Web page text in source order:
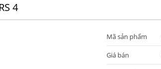
4
Mã sản phẩm
Giá bán